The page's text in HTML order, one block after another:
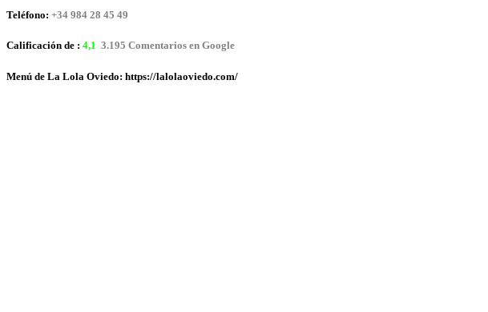
Teléfono: +34 984 28 45 49
Calificación de : 4,1 3.195 Comentarios en Google
Menú de La Lola Oviedo: https://lalolaoviedo.com/